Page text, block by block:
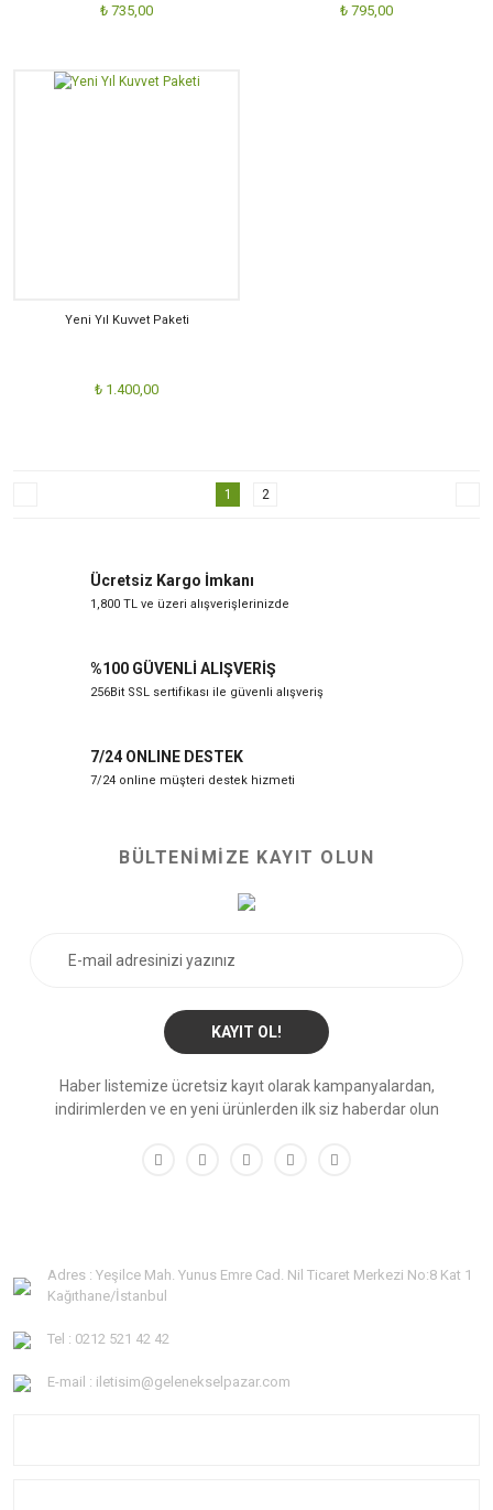
₺ 735,00 ₺ 795,00
Yeni Yıl Kuvvet Paketi
₺ 1.400,00
1 2
Ücretsiz Kargo İmkanı
1,800 TL ve üzeri alışverişlerinizde
%100 GÜVENLİ ALIŞVERİŞ
256Bit SSL sertifikası ile güvenli alışveriş
7/24 ONLINE DESTEK
7/24 online müşteri destek hizmeti
BÜLTENİMİZE KAYIT OLUN
KAYIT OL!
Haber listemize ücretsiz kayıt olarak kampanyalardan,
indirimlerden ve en yeni ürünlerden ilk siz haberdar olun
Adres : Yeşilce Mah. Yunus Emre Cad. Nil Ticaret Merkezi No:8 Kat 1
Kağıthane/İstanbul
Tel : 0212 521 42 42
E-mail : iletisim@gelenekselpazar.com